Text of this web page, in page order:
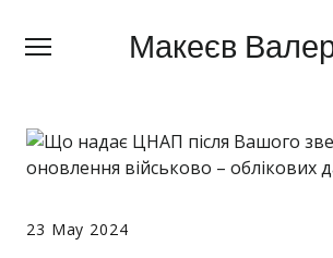
Макеєв
Макеєв
Про мене
Правила
23 May 2024